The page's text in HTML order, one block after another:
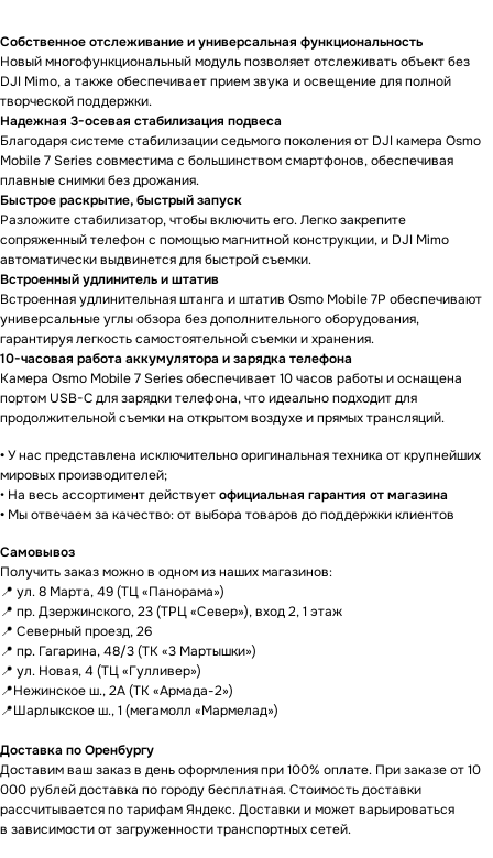
Собственное отслеживание и универсальная функциональность
Новый многофункциональный модуль позволяет отслеживать объект без
DJI Mimo, а также обеспечивает прием звука и освещение для полной
творческой поддержки.
Надежная 3-осевая стабилизация подвеса
Благодаря системе стабилизации седьмого поколения от DJI камера Osmo
Mobile 7 Series совместима с большинством смартфонов, обеспечивая
плавные снимки без дрожания.
Быстрое раскрытие, быстрый запуск
Разложите стабилизатор, чтобы включить его. Легко закрепите
сопряженный телефон с помощью магнитной конструкции, и DJI Mimo
автоматически выдвинется для быстрой съемки.
Встроенный удлинитель и штатив
Встроенная удлинительная штанга и штатив Osmo Mobile 7P обеспечивают
универсальные углы обзора без дополнительного оборудования,
гарантируя легкость самостоятельной съемки и хранения.
10-часовая работа аккумулятора и зарядка телефона
Камера Osmo Mobile 7 Series обеспечивает 10 часов работы и оснащена
портом USB-C для зарядки телефона, что идеально подходит для
продолжительной съемки на открытом воздухе и прямых трансляций.
•У нас представлена исключительно оригинальная техника от крупнейших
мировых производителей;
• На весь ассортимент действуетофициальная гарантия от магазина
• Мы отвечаем за качество: от выбора товаров до поддержки клиентов
Самовывоз
Получить заказ можно в одном из наших магазинов:
📍 ул. 8 Марта, 49 (ТЦ «Панорама»)
📍 пр. Дзержинского, 23 (ТРЦ «Север»), вход 2, 1 этаж
📍 Северный проезд, 26
📍 пр. Гагарина, 48/3 (ТК «3 Мартышки»)
📍 ул. Новая, 4 (ТЦ «Гулливер»)
📍Нежинское ш., 2А (ТК «Армада-2»)
📍Шарлыкское ш., 1 (мегамолл «Мармелад»)
Доставка по Оренбургу
Доставим ваш заказ в день оформления при 100% оплате. При заказе от 10
000 рублей доставка по городу бесплатная. Стоимость доставки
рассчитывается по тарифам Яндекс. Доставки и может варьироваться
в зависимости от загруженности транспортных сетей.
заказать необходимое устройство.
Для этого оставьте заявку на сайте
и наш менеджер свяжется с вами
в ближайшее время.
ЕСЛИ ВЫНЕ НАШЛИ
В КАТАЛОГЕТО, ЧТО
НУЖНО?